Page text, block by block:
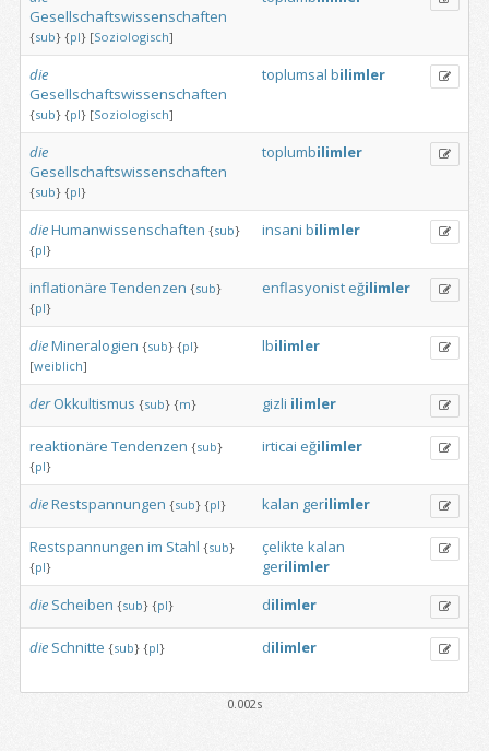
Gesellschaftswissenschaften
{sub} {pl} [Soziologisch]
die
Gesellschaftswissenschaften
{sub} {pl} [Soziologisch]
toplumsal bilimler
die
Gesellschaftswissenschaften
{sub} {pl}
toplumbilimler
dieHumanwissenschaften {sub}
{pl}
insani bilimler
inflationäre Tendenzen {sub}
{pl}
enflasyonist eğilimler
dieMineralogien {sub} {pl}
[weiblich]
lbilimler
der Okkultismus {sub} {m} gizli ilimler
reaktionäre Tendenzen {sub}
{pl}
irticai eğilimler
dieRestspannungen {sub} {pl} kalan gerilimler
Restspannungen im Stahl {sub}
{pl}
çelikte kalan
gerilimler
die Scheiben {sub} {pl} dilimler
die Schnitte {sub} {pl} dilimler
0.002s